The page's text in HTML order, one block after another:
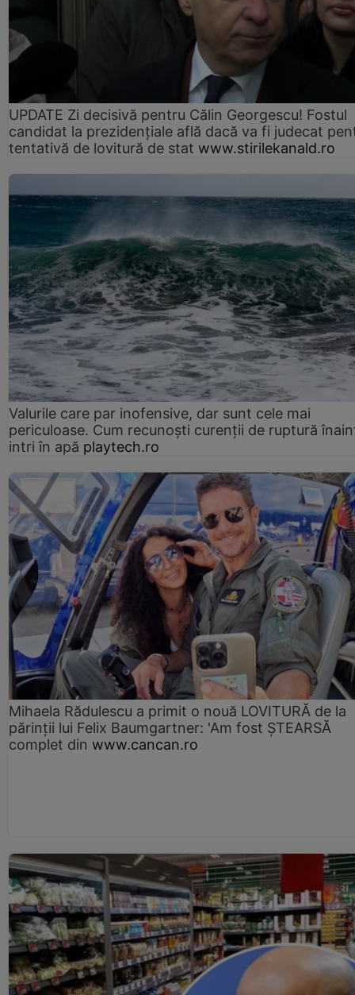
UPDATE Zi decisivă pentru Călin Georgescu! Fostul
candidat la prezidențiale află dacă va fi judecat
tentativă de lovitură de stat www.stirilekanald.ro
Valurile care par inofensive, dar sunt cele mai
periculoase. Cum recunoști curenții de ruptură
intri în apă playtech.ro
Mihaela Rădulescu a primit o nouă LOVITURĂ de la
părinții lui Felix Baumgartner: 'Am fost ȘTEARSĂ
complet din www.cancan.ro